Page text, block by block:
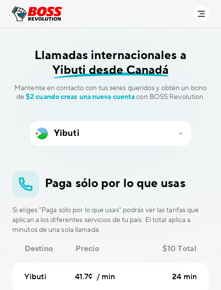
Llamadas internacionales a
Yibuti desde Canadá
Mantente en contacto con tus seres queridos y obtén un bono
de $2 cuando creas una nueva cuentacon BOSS Revolution.
Paga sólo por lo que usas
Si eliges "Paga sólo por lo que usas" podrás ver las tarifas que
aplican a los diferentes servicios de tu país. El total aplica a
minutos de una sola llamada.
Destino Precio $10 Total
Yibuti 41.7¢ / min 24 min